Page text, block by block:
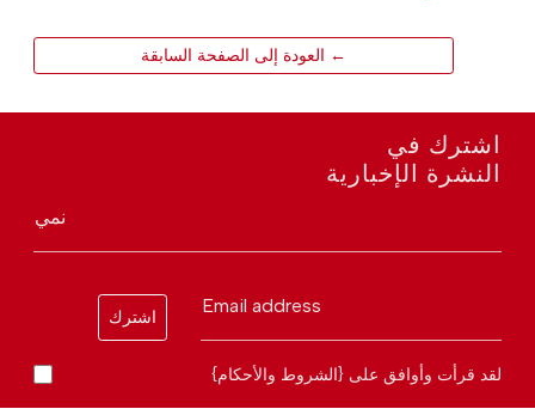
← العودة إلى الصفحة السابقة
اشترك في
النشرة الإخبارية
نمي
Email address
اشترك
لقد قرأت وأوافق على {الشروط والأحكام}